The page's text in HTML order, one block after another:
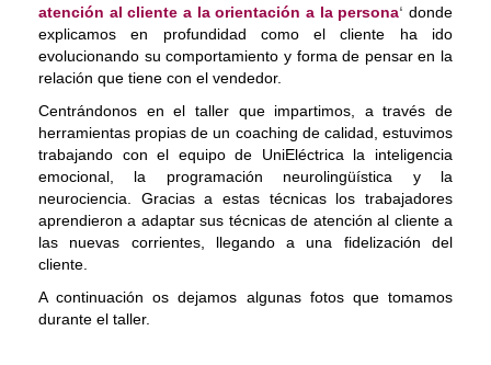
Proyecto AVICENA
Proyecto Albolafia
Smart Service
Direct Project
Certificación
atención al cliente a la orientación a la persona‘ donde
explicamos en profundidad como el cliente ha ido
evolucionando su comportamiento y forma de pensar en la
relación que tiene con el vendedor.
Centrándonos en el taller que impartimos, a través de
herramientas propias de un coaching de calidad, estuvimos
trabajando con el equipo de UniEléctrica la inteligencia
emocional, la programación neurolingüística y la
neurociencia. Gracias a estas técnicas los trabajadores
aprendieron a adaptar sus técnicas de atención al cliente a
las nuevas corrientes, llegando a una fidelización del
cliente.
A continuación os dejamos algunas fotos que tomamos
durante el taller.